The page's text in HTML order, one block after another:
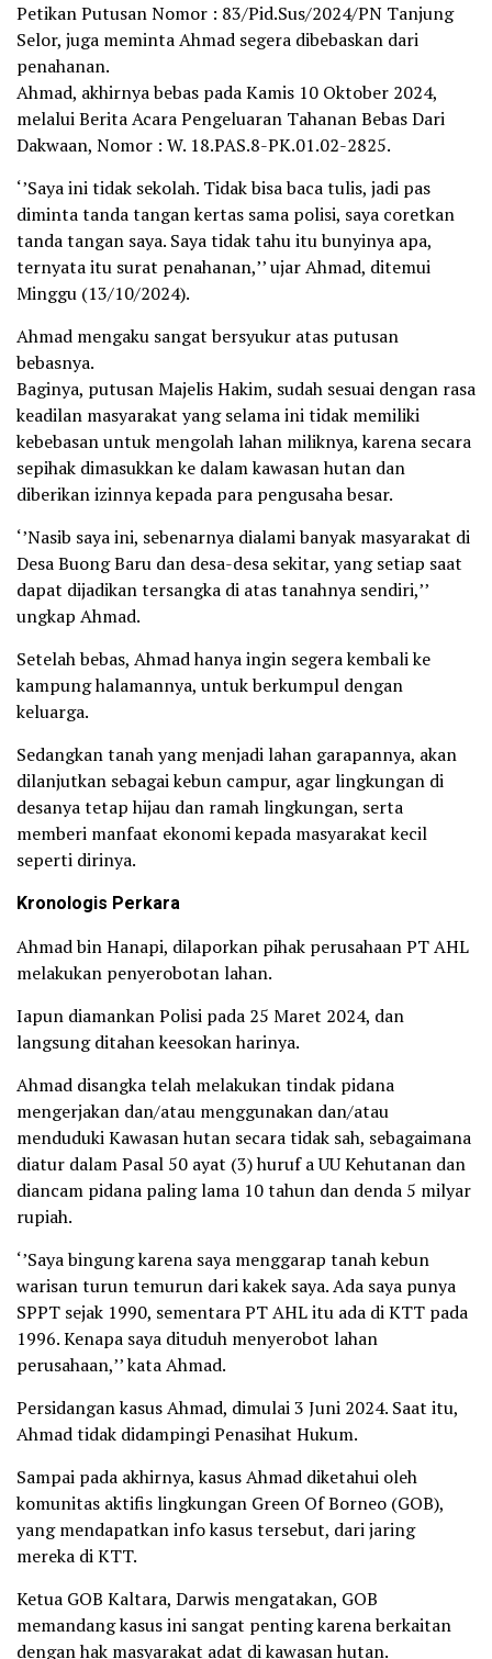
Petikan Putusan Nomor : 83/Pid.Sus/2024/PN Tanjung
Selor, juga meminta Ahmad segera dibebaskan dari
penahanan.
Ahmad, akhirnya bebas pada Kamis 10 Oktober 2024,
melalui Berita Acara Pengeluaran Tahanan Bebas Dari
Dakwaan, Nomor : W. 18.PAS.8-PK.01.02-2825.
‘’Saya ini tidak sekolah. Tidak bisa baca tulis, jadi pas
diminta tanda tangan kertas sama polisi, saya coretkan
tanda tangan saya. Saya tidak tahu itu bunyinya apa,
ternyata itu surat penahanan,’’ ujar Ahmad, ditemui
Minggu (13/10/2024).
Ahmad mengaku sangat bersyukur atas putusan
bebasnya.
Baginya, putusan Majelis Hakim, sudah sesuai dengan rasa
keadilan masyarakat yang selama ini tidak memiliki
kebebasan untuk mengolah lahan miliknya, karena secara
sepihak dimasukkan ke dalam kawasan hutan dan
diberikan izinnya kepada para pengusaha besar.
‘’Nasib saya ini, sebenarnya dialami banyak masyarakat di
Desa Buong Baru dan desa-desa sekitar, yang setiap saat
dapat dijadikan tersangka di atas tanahnya sendiri,’’
ungkap Ahmad.
Setelah bebas, Ahmad hanya ingin segera kembali ke
kampung halamannya, untuk berkumpul dengan
keluarga.
Sedangkan tanah yang menjadi lahan garapannya, akan
dilanjutkan sebagai kebun campur, agar lingkungan di
desanya tetap hijau dan ramah lingkungan, serta
memberi manfaat ekonomi kepada masyarakat kecil
seperti dirinya.
Kronologis Perkara
Ahmad bin Hanapi, dilaporkan pihak perusahaan PT AHL
melakukan penyerobotan lahan.
Iapun diamankan Polisi pada 25 Maret 2024, dan
langsung ditahan keesokan harinya.
Ahmad disangka telah melakukan tindak pidana
mengerjakan dan/atau menggunakan dan/atau
menduduki Kawasan hutan secara tidak sah, sebagaimana
diatur dalam Pasal 50 ayat (3) huruf a UU Kehutanan dan
diancam pidana paling lama 10 tahun dan denda 5 milyar
rupiah.
‘’Saya bingung karena saya menggarap tanah kebun
warisan turun temurun dari kakek saya. Ada saya punya
SPPT sejak 1990, sementara PT AHL itu ada di KTT pada
1996. Kenapa saya dituduh menyerobot lahan
perusahaan,’’ kata Ahmad.
Persidangan kasus Ahmad, dimulai 3 Juni 2024. Saat itu,
Ahmad tidak didampingi Penasihat Hukum.
Sampai pada akhirnya, kasus Ahmad diketahui oleh
komunitas aktifis lingkungan Green Of Borneo (GOB),
yang mendapatkan info kasus tersebut, dari jaring
mereka di KTT.
Ketua GOB Kaltara, Darwis mengatakan, GOB
memandang kasus ini sangat penting karena berkaitan
dengan hak masyarakat adat di kawasan hutan.